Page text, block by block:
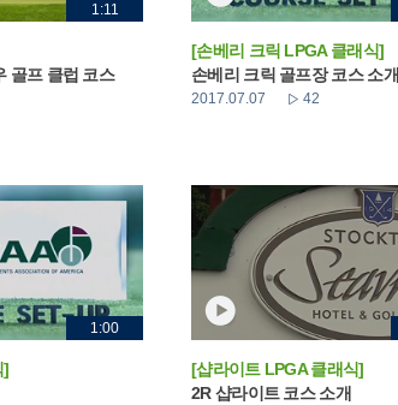
1:11
골프 클럽 코스
[손베리 크릭 LPGA 클래식]
손베리 크릭 골프장 코스 소개
2017.07.07 42
1:00
]
[샵라이트 LPGA 클래식]
2R 샵라이트 코스 소개